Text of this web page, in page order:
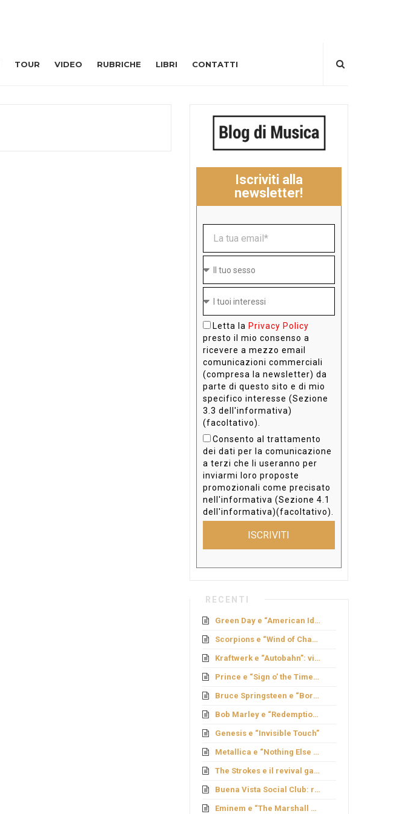
TOUR VIDEO RUBRICHE LIBRI CONTATTI
Iscriviti alla
newsletter!
Letta la Privacy Policy
presto il mio consenso a
ricevere a mezzo email
comunicazioni commerciali
(compresa la newsletter) da
parte di questo sito e di mio
specifico interesse (Sezione
3.3 dell'informativa)
(facoltativo).
Consento al trattamento
dei dati per la comunicazione
a terzi che li useranno per
inviarmi loro proposte
promozionali come precisato
nell'informativa (Sezione 4.1
dell'informativa)(facoltativo).
ISCRIVITI
RECENTI
Green Day e “American Idiot”: rock politico
Scorpions e “Wind of Change”: caduta del Muro
Kraftwerk e “Autobahn”: viaggio elettronico
Prince e “Sign o’ the Times”: genio e provocazione
Bruce Springsteen e “Born to Run”: sogno americano
Bob Marley e “Redemption Song”
Genesis e “Invisible Touch”
Metallica e “Nothing Else Matters”: ballata metal
The Strokes e il revival garage
Buena Vista Social Club: rinascita cubana
Eminem e “The Marshall Mathers LP”